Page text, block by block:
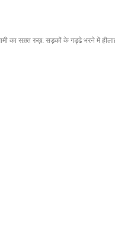
का सख़्त रुख़: सड़कों के गड्ढे भरने में